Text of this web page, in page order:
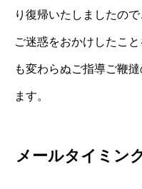
り復帰いたしましたの
ご迷惑をおかけしたこ
も変わらぬご指導ご鞭
ます。
メールタイミン